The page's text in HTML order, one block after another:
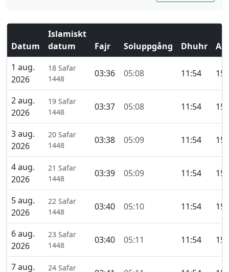
Datum
Islamiskt
datum
Fajr Soluppgång Dhuhr
Asr
1 aug.
2026
18 Safar
1448
03:36 05:08 11:54
2 aug.
2026
19 Safar
1448
03:37 05:08 11:54
3 aug.
2026
20 Safar
1448
03:38 05:09 11:54
4 aug.
2026
21 Safar
1448
03:39 05:09 11:54
5 aug.
2026
22 Safar
1448
03:40 05:10 11:54
6 aug.
2026
23 Safar
1448
03:40 05:11 11:54
7 aug. 24 Safar